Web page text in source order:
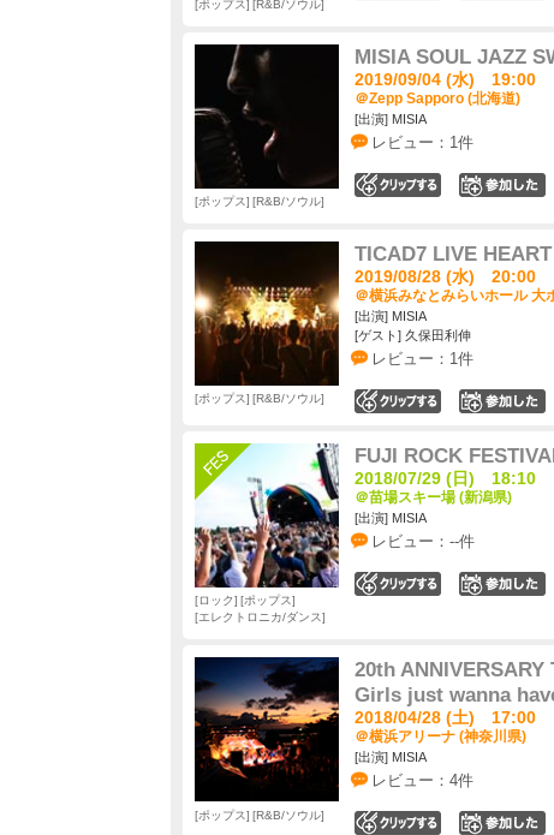
ポップス R&B/ソウル
MISIA SOUL JAZZ
2019/09/04 (水) 19:00
＠Zepp Sapporo (北海道)
[出演] MISIA
レビュー：1件
ポップス R&B/ソウル
TICAD7 LIVE
2019/08/28 (水) 20:00
＠横浜みなとみらいホール 大
[出演] MISIA
[ゲスト] 久保田利伸
レビュー：1件
ポップス R&B/ソウル
FUJI ROCK
2018/07/29 (日) 18:10
＠苗場スキー場 (新潟県)
[出演] MISIA
レビュー：--件
ロック
ポップス
エレクトロニカ/ダンス
20th ANNIVERSARY
Girls just wanna
2018/04/28 (土) 17:00
＠横浜アリーナ (神奈川県)
[出演] MISIA
レビュー：4件
ポップス R&B/ソウル